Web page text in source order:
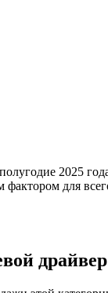
2025
для
драйвер